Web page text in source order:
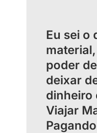
Eu sei o
poder
deixar
dinheiro
Viajar